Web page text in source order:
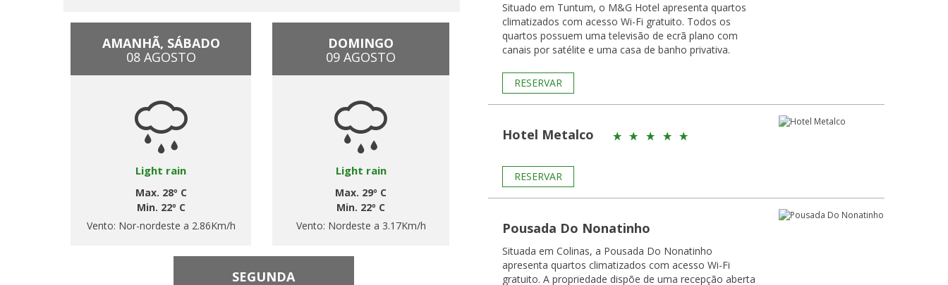
AMANHÃ, SÁBADO
08 AGOSTO
Light rain
Max. 28º C
Min. 22º C
Vento: Nor-nordeste a 2.86Km/h
DOMINGO
09 AGOSTO
Light rain
Max. 29º C
Min. 22º C
Vento: Nordeste a 3.17Km/h
SEGUNDA
Situado em Tuntum, o M&G Hotel apresenta quartos
climatizados com acesso Wi-Fi gratuito. Todos os
quartos possuem uma televisão de ecrã plano com
canais por satélite e uma casa de banho privativa.
RESERVAR
Hotel Metalco
RESERVAR
Pousada Do Nonatinho
Situada em Colinas, a Pousada Do Nonatinho
apresenta quartos climatizados com acesso Wi-Fi
gratuito. A propriedade dispõe de uma recepção aberta